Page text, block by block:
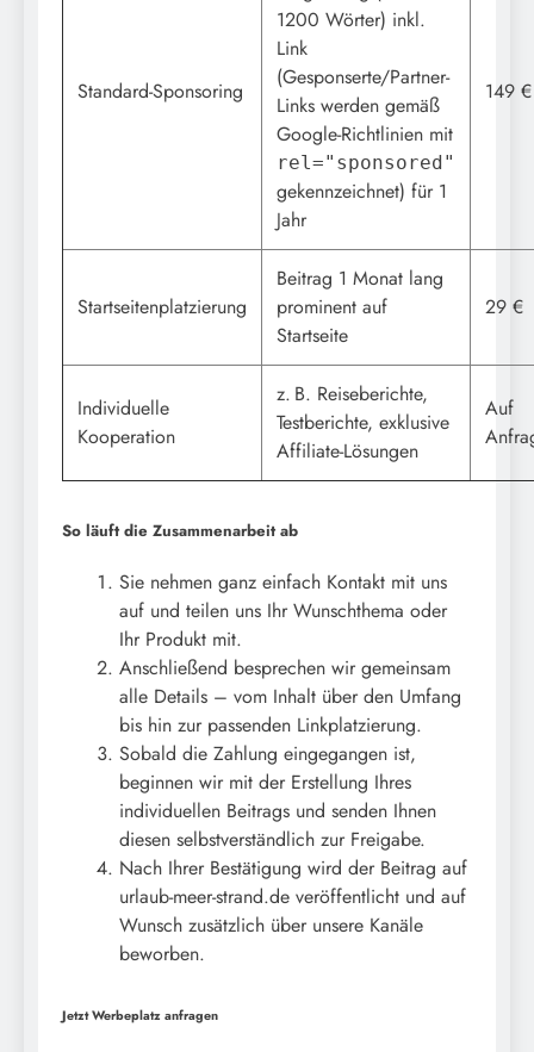
Standard-Sponsoring
1200 Wörter) inkl.
Link
(Gesponserte/Partner-
Links werden gemäß
Google-Richtlinien mit
rel="sponsored"
gekennzeichnet) für 1
Jahr
149 €
Startseitenplatzierung
Beitrag 1 Monat lang
prominent auf
Startseite
29 €
Individuelle
Kooperation
z. B. Reiseberichte,
Testberichte, exklusive
Affiliate-Lösungen
Auf
So läuft die Zusammenarbeit ab
Sie nehmen ganz einfach Kontakt mit uns
auf und teilen uns Ihr Wunschthema oder
Ihr Produkt mit.
Anschließend besprechen wir gemeinsam
alle Details – vom Inhalt über den Umfang
bis hin zur passenden Linkplatzierung.
Sobald die Zahlung eingegangen ist,
beginnen wir mit der Erstellung Ihres
individuellen Beitrags und senden Ihnen
diesen selbstverständlich zur Freigabe.
Nach Ihrer Bestätigung wird der Beitrag auf
urlaub-meer-strand.de veröffentlicht und auf
Wunsch zusätzlich über unsere Kanäle
beworben.
Jetzt Werbeplatz anfragen